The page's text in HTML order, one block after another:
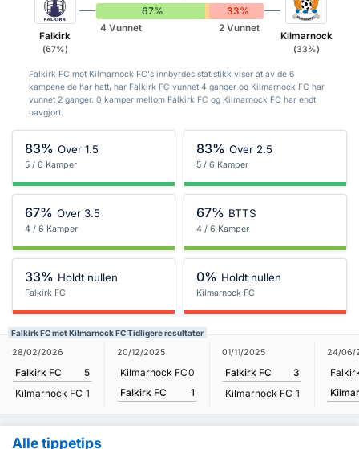
Falkirk
(67%)
67% 33%
4 Vunnet 2 Vunnet
Kilmarnock
(33%)
Falkirk FC mot Kilmarnock FC's innbyrdes statistikk viser at av de 6
kampene de har hatt, har Falkirk FC vunnet 4 ganger og Kilmarnock FC har
vunnet 2 ganger. 0 kamper mellom Falkirk FC og Kilmarnock FC har endt
uavgjort.
83% Over 1.5
5 / 6 Kamper
83% Over 2.5
5 / 6 Kamper
67% Over 3.5
4 / 6 Kamper
67% BTTS
4 / 6 Kamper
33% Holdt nullen
Falkirk FC
0% Holdt nullen
Kilmarnock FC
Falkirk FC mot Kilmarnock FC Tidligere resultater
28/02/2026
Falkirk FC
5
Kilmarnock FC 1
20/12/2025
Kilmarnock FC0
Falkirk FC
1
01/11/2025
Falkirk FC
3
Kilmarnock FC 1
24/06/
Alle tippetips